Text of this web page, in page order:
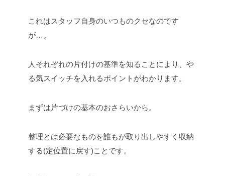
これはスタッフ自身のいつものクセなのです
が…。
人それぞれの片付けの基準を知ることにより、や
る気スイッチを入れるポイントがわかります。
まずは片づけの基本のおさらいから。
整理とは必要なものを誰もが取り出しやすく収納
する(定位置に戻す)ことです。